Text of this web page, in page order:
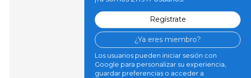
Regístrate
¿Ya eres miembro?
Los usuarios pueden iniciar sesión con
Google para personalizar su experiencia,
guardar preferencias o acceder a